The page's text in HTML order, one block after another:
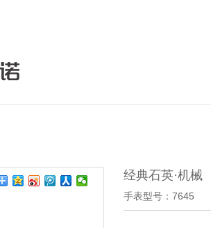
经典石英·机械
手表型号：7645